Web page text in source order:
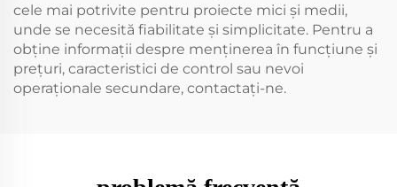
cele mai potrivite pentru proiecte mici și medii,
unde se necesită fiabilitate și simplicitate. Pentru a
obține informații despre menținerea în funcțiune și
prețuri, caracteristici de control sau nevoi
operaționale secundare, contactați-ne.